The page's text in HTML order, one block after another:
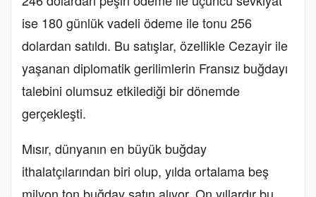
ise 180 günlük vadeli ödeme ile tonu 256
dolardan satıldı. Bu satışlar, özellikle Cezayir ile
yaşanan diplomatik gerilimlerin Fransız buğdayı
talebini olumsuz etkilediği bir dönemde
gerçekleşti.
Mısır, dünyanın en büyük buğday
ithalatçılarından biri olup, yılda ortalama beş